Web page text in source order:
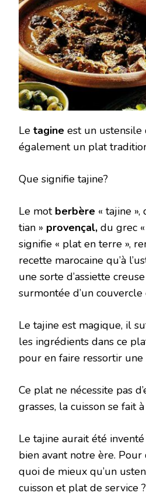
Le tagine est un ustensile
également un plat
Que signifie tajine?
Le mot berbère « tajine
tian » provençal, du grec
signifie « plat en terre »,
recette marocaine qu’à
une sorte d’assiette
surmontée d’un couvercle
Le tajine est magique, il
les ingrédients dans ce
pour en faire ressortir une
Ce plat ne nécessite pas
grasses, la cuisson se fait
Le tajine aurait été
bien avant notre ère.
quoi de mieux qu’un
cuisson et plat de service